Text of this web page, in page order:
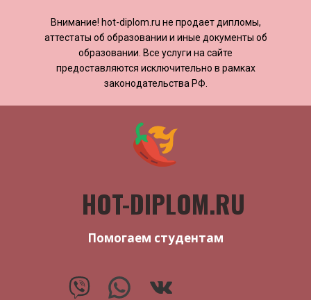
Внимание! ​​​​hot-diplom.ru не продает дипломы,
аттестаты об образовании и иные документы об
образовании. Все услуги на сайте
предоставляются исключительно в рамках
законодательства РФ.
HOT-DIPLOM.RU
Помогаем студентам